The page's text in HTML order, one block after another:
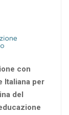
con
Italiana per
del